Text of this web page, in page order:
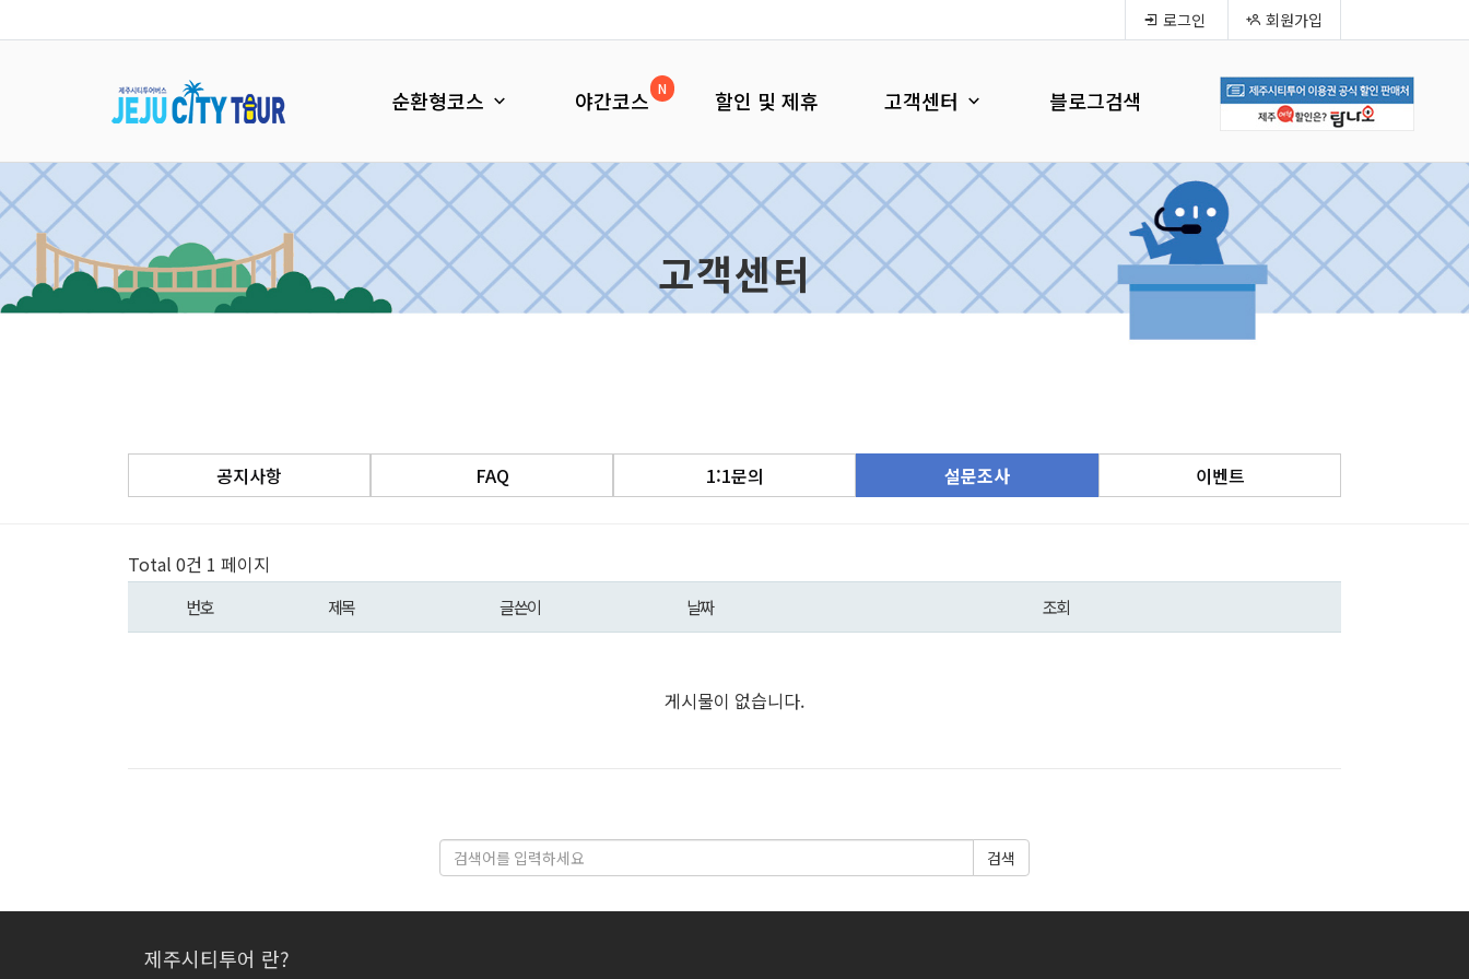
로그인 회원가입
순환형코스 야간코스 N 할인 및 제휴 고객센터 블로그검색
고객센터
공지사항 FAQ 1:1문의 설문조사 이벤트
Total 0건 1 페이지
번호 제목 글쓴이 날짜 조회
게시물이 없습니다.
검색
제주시티투어 란?